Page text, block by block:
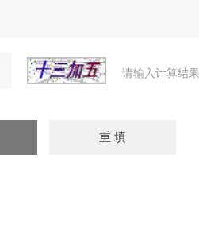
请输入计算结